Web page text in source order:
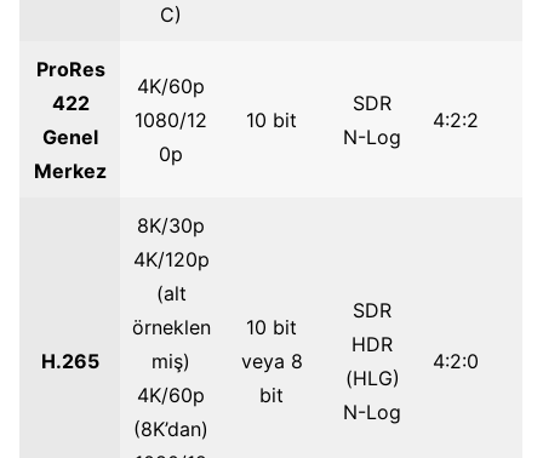
C)
ProRes
422
Genel
Merkez
4K/60p
1080/12
0p
10 bit
SDR
N-Log
4:2:2
H.265
8K/30p
4K/120p
(alt
örneklen
miş)
4K/60p
(8K’dan)
10 bit
veya 8
bit
SDR
HDR
(HLG)
N-Log
4:2:0